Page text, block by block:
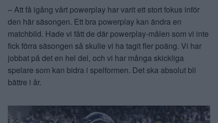
– Att få igång vårt powerplay har varit ett stort fokus inför
den här säsongen. Ett bra powerplay kan ändra en
matchbild. Hade vi fått de där powerplay-målen som vi inte
fick förra säsongen så skulle vi ha tagit fler poäng. Vi har
jobbat på det en hel del, och vi har många skickliga
spelare som kan bidra i spelformen. Det ska absolut bli
bättre i år.